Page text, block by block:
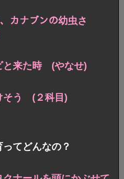
ナブンの幼虫さ
と来た時 (やなせ)
そう (２科目)
てどんなの？